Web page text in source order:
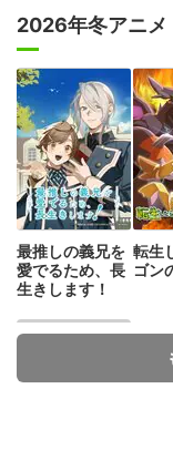
2026年冬アニメ
最推しの義兄を
愛でるため、長
生きします！
転生
ゴン